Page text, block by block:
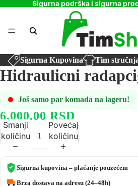
Sigurna podrška i sigurna
Sigurna Kupovina Tim
Hidraulicni
Još samo par komada na lageru!
6,000.00 RSD
Smanji
količinu
Povećaj
količinu
Sigurna kupovina – plaćanje pouzećem
Brza dostava na adresu (24–48h)